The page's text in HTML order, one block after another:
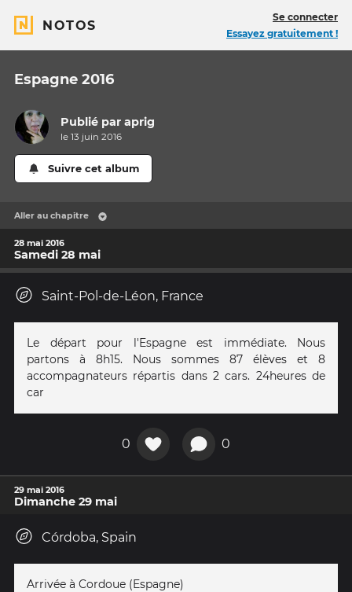
NOTOS
Se connecter
Essayez gratuitement !
Espagne 2016
Publié paraprig
le 13 juin 2016
Suivre cet album
Aller au chapitre
28 mai 2016
Samedi 28 mai
Saint-Pol-de-Léon, France
Le départ pour l'Espagne est immédiate. Nous
partons à 8h15. Nous sommes 87 élèves et 8
accompagnateurs répartis dans 2 cars. 24heures de
car
0 0
29 mai 2016
Dimanche 29 mai
Córdoba, Spain
Arrivée à Cordoue (Espagne)